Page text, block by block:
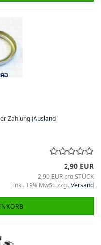
Zahlung(Ausland
2,90 EUR
2,90 EUR pro STÜCK
inkl. 19% MwSt. zzgl.Versand